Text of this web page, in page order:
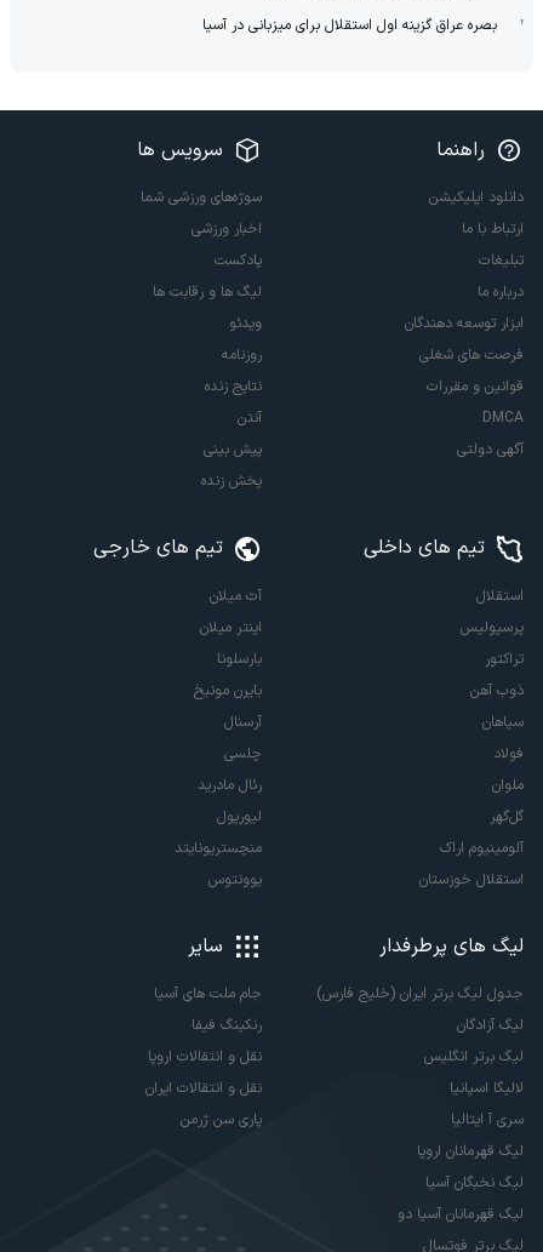
بصره عراق گزینه اول استقلال برای میزبانی در آسیا
راهنما
دانلود اپلیکیشن
ارتباط با ما
تبلیغات
درباره ما
ابزار توسعه دهندگان
فرصت های شغلی
قوانین و مقررات
DMCA
آگهی دولتی
سرویس ها
سوژه‌های ورزشی شما
اخبار ورزشی
پادکست
لیگ ها و رقابت ها
ویدئو
روزنامه
نتایج زنده
آنتن
پیش بینی
پخش زنده
تیم های داخلی
استقلال
پرسپولیس
تراکتور
ذوب آهن
سپاهان
فولاد
ملوان
گل‌گهر
آلومینیوم اراک
استقلال خوزستان
تیم های خارجی
آث میلان
اینتر میلان
بارسلونا
بایرن مونیخ
آرسنال
چلسی
رئال مادرید
لیورپول
منچستریونایتد
یوونتوس
لیگ های پرطرفدار
جدول لیگ برتر ایران (خلیج فارس)
لیگ آزادگان
لیگ برتر انگلیس
لالیگا اسپانیا
سری آ ایتالیا
لیگ قهرمانان اروپا
لیگ نخبگان آسیا
لیگ قهرمانان آسیا دو
لیگ برتر فوتسال
سایر
جام ملت های آسیا
رنکینگ فیفا
نقل و انتقالات اروپا
نقل و انتقالات ایران
پاری سن ژرمن